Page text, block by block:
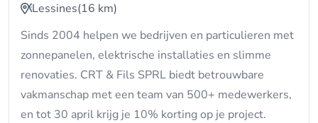
Lessines(16 km)
Sinds 2004 helpen we bedrijven en particulieren met
zonnepanelen, elektrische installaties en slimme
renovaties. CRT & Fils SPRL biedt betrouwbare
vakmanschap met een team van 500+ medewerkers,
en tot 30 april krijg je 10% korting op je project.